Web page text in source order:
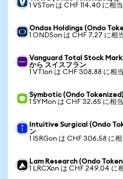
1 VSTon は CHF 114.40 に相当
Ondas Holdings (Ondo
1 ONDSon は CHF 7.27 に相
Vanguard Total Stock
から スイスフラン
1 VTIon は CHF 308.88 に相当
Symbotic (Ondo Tokenized)
1 SYMon は CHF 32.65 に相当
Intuitive Surgical (Ondo
ン
1 ISRGon は CHF 306.58 に相
Lam Research (Ondo
1 LRCXon は CHF 249.04 に